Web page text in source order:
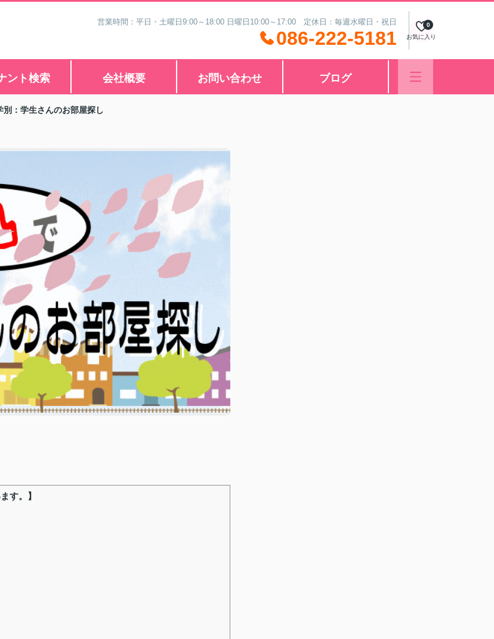
営業時間：平日・土曜日9:00～18:00 日曜日10:00～17:00 定休日：毎週水曜日・祝日
086-222-5181 お気に入り
0
ント検索 会社概要 お問い合わせ ブログ
別：学生さんのお部屋探し
す。】